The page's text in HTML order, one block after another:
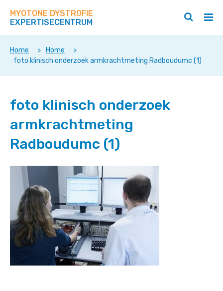
direct
op
deze
MYOTONE DYSTROFIE
EXPERTISECENTRUM
/
Zoeken
/
Home > Home
>
foto klinisch onderzoek armkrachtmeting Radboudumc (1)
foto klinisch onderzoek
armkrachtmeting
Radboudumc (1)